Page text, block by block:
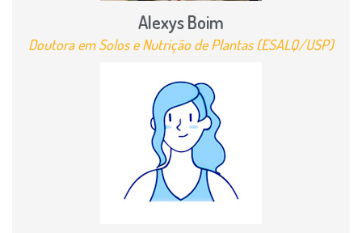
Alexys Boim
Doutora em Solos e Nutrição de Plantas (ESALQ/USP)